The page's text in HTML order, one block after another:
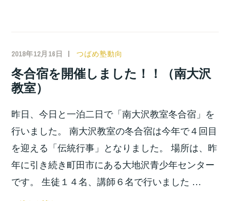
去
問
っ
て
よ
う」
を
2018年12月16日
小
宮
位
つばめ塾動向
冬合宿を開催しました！！（南大沢
教室）
昨日、今日と一泊二日で「南大沢教室冬合宿」を
行いました。 南大沢教室の冬合宿は今年で４回目
を迎える「伝統行事」となりました。 場所は、昨
年に引き続き町田市にある大地沢青少年センター
です。 生徒１４名、講師６名で行いました …